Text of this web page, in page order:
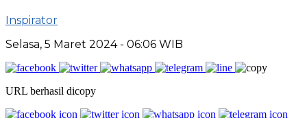
Inspirator
Selasa, 5 Maret 2024 - 06:06 WIB
URL berhasil dicopy